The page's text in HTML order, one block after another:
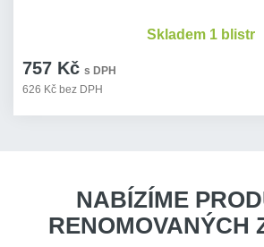
757 Kč s DPH
626 Kč bez DPH
Skladem 1 blistr
NABÍZÍME
RENOMOVANÝCH